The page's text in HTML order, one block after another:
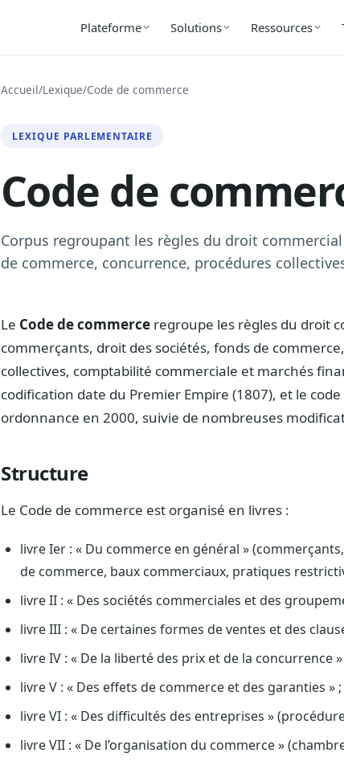
Plateforme Solutions Ressources
Accueil/Lexique/Code de commerce
LEXIQUE PARLEMENTAIRE
Code de
Corpus regroupant les règles du droit
de commerce, concurrence, procédures
Le Code de commerce regroupe les règles du droit
commerçants, droit des sociétés, fonds de
collectives, comptabilité commerciale et marchés
codification date du Premier Empire (1807), et le
ordonnance en 2000, suivie de nombreuses
Structure
Le Code de commerce est organisé en livres :
livre Ier : « Du commerce en général »
de commerce, baux commerciaux, pratiques
livre II : « Des sociétés commerciales et des
livre III : « De certaines formes de ventes et des
livre IV : « De la liberté des prix et de la concurrence »
livre V : « Des effets de commerce et des garanties » ;
livre VI : « Des difficultés des entreprises »
livre VII : « De l’organisation du commerce »